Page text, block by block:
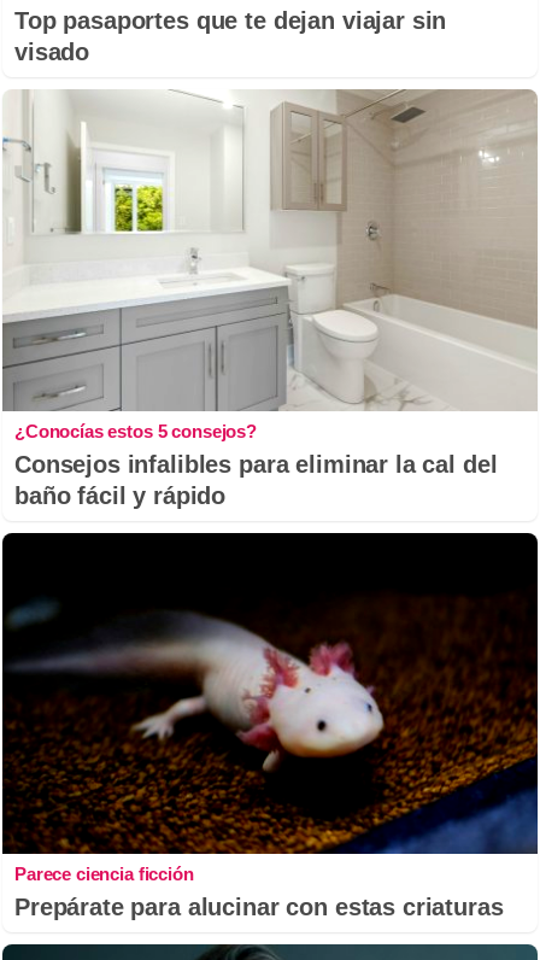
Top pasaportes que te dejan viajar sin
visado
¿Conocías estos 5 consejos?
Consejos infalibles para eliminar la cal del
baño fácil y rápido
Parece ciencia ficción
Prepárate para alucinar con estas criaturas